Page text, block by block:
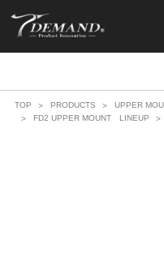
TOP PRODUCTS UPPER
FD2 UPPER MOUNT LINEUP